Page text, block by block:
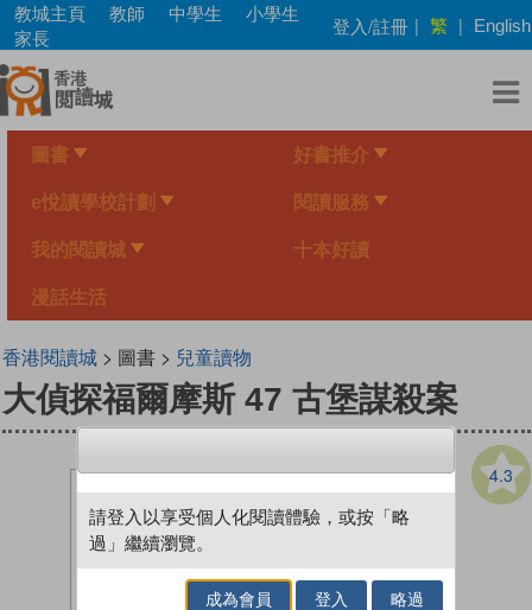
Skip
main
content
教城主頁 教師 中學生
小學生
家長
登入/註冊 | 繁 | English
圖書 好書推介
e悅讀學校計劃 閱讀服務
我的閱讀城 十本好讀
漫話生活
香港閱讀城> 圖書 > 兒童讀物
大偵探福爾摩斯 47 古堡謀殺案
4.3
請登入以享受個人化閱讀體驗，或按「略
過」繼續瀏覽。
成為會員 登入 略過